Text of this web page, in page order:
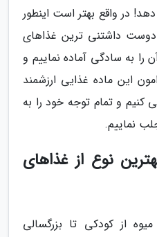
در واقع بهتر است اینطور
داشتنی ترین غذاهای
را به سادگی آماده نماییم و
این ماده غذایی ارزشمند
و تمام توجه خود را به
نماییم.
نوع از غذاهای
از کودکی تا بزرگسالی